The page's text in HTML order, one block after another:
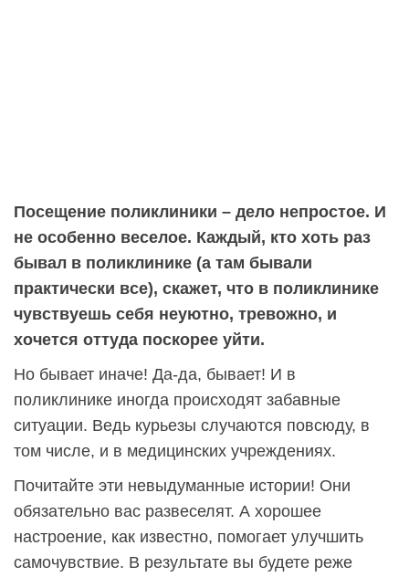
Посещение поликлиники – дело непростое. И
не особенно веселое. Каждый, кто хоть раз
бывал в поликлинике (а там бывали
практически все), скажет, что в поликлинике
чувствуешь себя неуютно, тревожно, и
хочется оттуда поскорее уйти.
Но бывает иначе! Да-да, бывает! И в
поликлинике иногда происходят забавные
ситуации. Ведь курьезы случаются повсюду, в
том числе, и в медицинских учреждениях.
Почитайте эти невыдуманные истории! Они
обязательно вас развеселят. А хорошее
настроение, как известно, помогает улучшить
самочувствие. В результате вы будете реже